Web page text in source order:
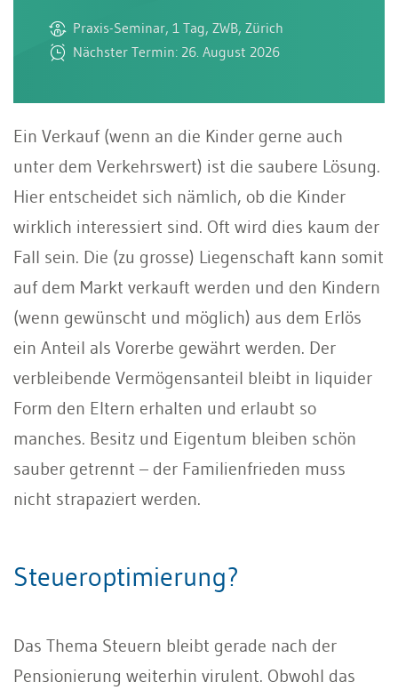
Praxis-Seminar, 1 Tag, ZWB, Zürich
Nächster Termin: 26. August 2026
Ein Verkauf (wenn an die Kinder gerne auch
unter dem Verkehrswert) ist die saubere Lösung.
Hier entscheidet sich nämlich, ob die Kinder
wirklich interessiert sind. Oft wird dies kaum der
Fall sein. Die (zu grosse) Liegenschaft kann somit
auf dem Markt verkauft werden und den Kindern
(wenn gewünscht und möglich) aus dem Erlös
ein Anteil als Vorerbe gewährt werden. Der
verbleibende Vermögensanteil bleibt in liquider
Form den Eltern erhalten und erlaubt so
manches. Besitz und Eigentum bleiben schön
sauber getrennt – der Familienfrieden muss
nicht strapaziert werden.
Steueroptimierung?
Das Thema Steuern bleibt gerade nach der
Pensionierung weiterhin virulent. Obwohl das